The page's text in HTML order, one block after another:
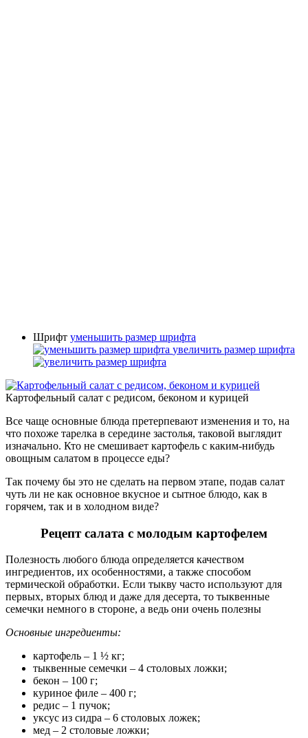
Шрифт уменьшить размер шрифта
увеличить размер шрифта
Картофельный салат с редисом, беконом и курицей
Все чаще основные блюда претерпевают изменения и то, на
что похоже тарелка в середине застолья, таковой выглядит
изначально. Кто не смешивает картофель с каким-нибудь
овощным салатом в процессе еды?
Так почему бы это не сделать на первом этапе, подав салат
чуть ли не как основное вкусное и сытное блюдо, как в
горячем, так и в холодном виде?
Рецепт салата с молодым картофелем
Полезность любого блюда определяется качеством
ингредиентов, их особенностями, а также способом
термической обработки. Если тыкву часто используют для
первых, вторых блюд и даже для десерта, то тыквенные
семечки немного в стороне, а ведь они очень полезны
Основные ингредиенты:
картофель – 1 ½ кг;
тыквенные семечки – 4 столовых ложки;
бекон – 100 г;
куриное филе – 400 г;
редис – 1 пучок;
уксус из сидра – 6 столовых ложек;
мед – 2 столовые ложки;